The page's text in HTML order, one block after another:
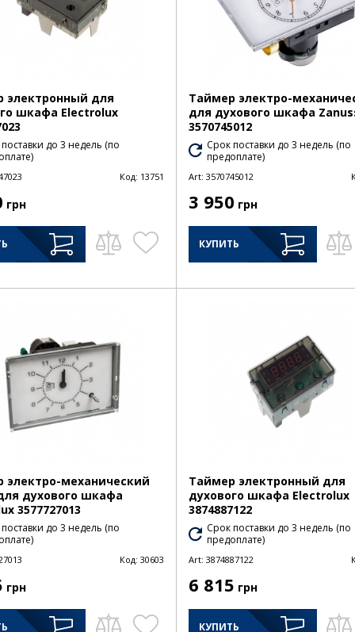
электронный для
шкафа Electrolux
до 3 недель (по
Код: 13751
грн
Таймер электро-
для духового шкафа
3570745012
Срок поставки до 3 недель (по
предоплате)
Art: 3570745012
3 950 грн
КУПИТЬ
электро-механический
духового шкафа
3577727013
до 3 недель (по
Код: 30603
грн
Таймер электронный для
духового шкафа Electrolux
3874887122
Срок поставки до 3 недель (по
предоплате)
Art: 3874887122
6 815 грн
КУПИТЬ